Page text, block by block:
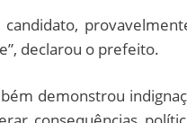
declarou o prefeito.
demonstrou